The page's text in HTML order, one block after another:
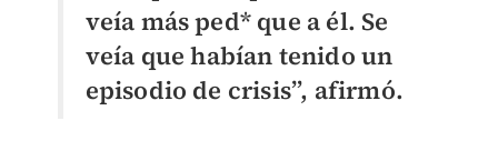
veía más ped* que a él. Se
veía que habían tenido un
episodio de crisis”, afirmó.